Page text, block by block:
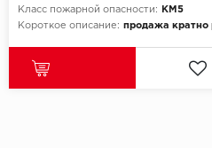
Класс пожарной опасности:
КМ5
Короткое описание: продажа кратно